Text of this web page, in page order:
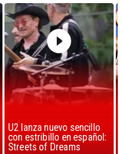
“Africa” de Toto es
considerada la mejor
canción, según la ciencia